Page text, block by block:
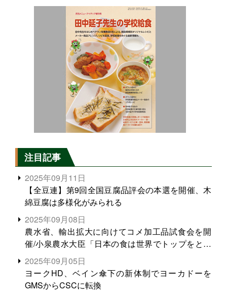
注目記事
2025年09月11日
【全豆連】第9回全国豆腐品評会の本選を開催、木
綿豆腐は多様化がみられる
2025年09月08日
農水省、輸出拡大に向けてコメ加工品試食会を開
催/小泉農水大臣「日本の食は世界でトップをとれ
る。米増産に向けて、米輸出需要の拡大を」
2025年09月05日
ヨークHD、ベイン傘下の新体制でヨーカドーを
GMSからCSCに転換